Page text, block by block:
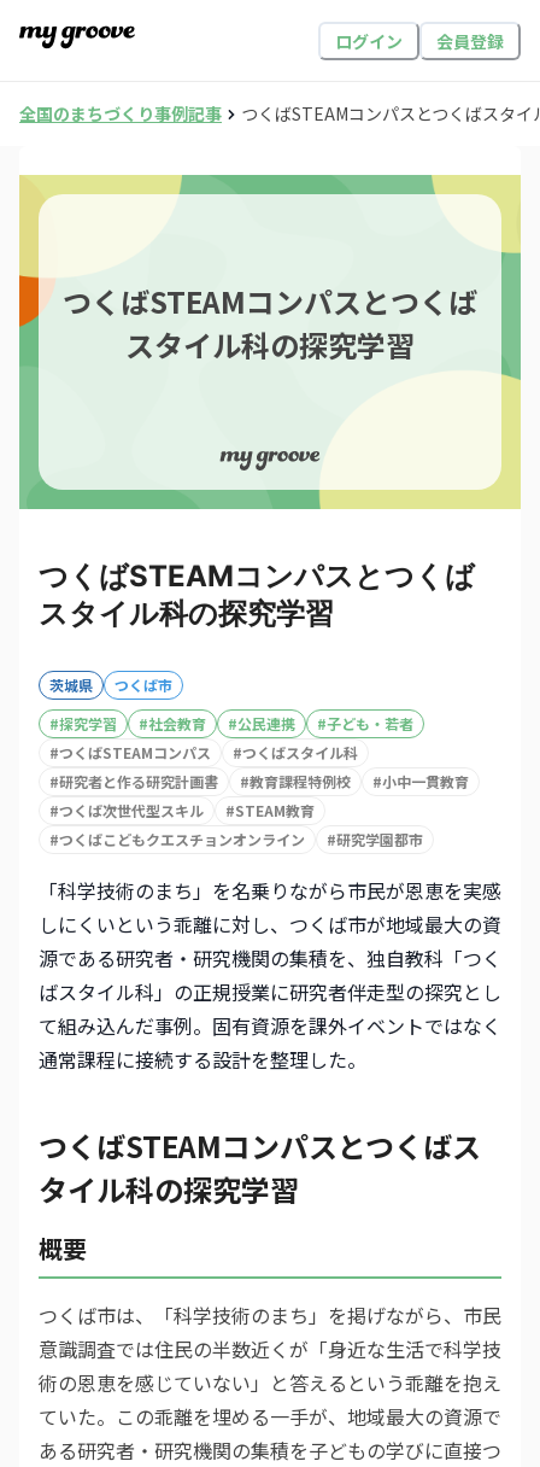
ログイン 会員登録
全国のまちづくり事例記事 つくばSTEAMコンパスとつくばスタ
つくばSTEAMコンパスとつくば
スタイル科の探究学習
つくばSTEAMコンパスとつくば
スタイル科の探究学習
茨城県
つくば市
#探究学習 #社会教育 #公民連携 #子ども・若者
#つくばSTEAMコンパス #つくばスタイル科
#研究者と作る研究計画書 #教育課程特例校 #小中一貫教育
#つくば次世代型スキル #STEAM教育
#つくばこどもクエスチョンオンライン #研究学園都市
「科学技術のまち」を名乗りながら市民が恩恵を実感
しにくいという乖離に対し、つくば市が地域最大の資
源である研究者・研究機関の集積を、独自教科「つく
ばスタイル科」の正規授業に研究者伴走型の探究とし
て組み込んだ事例。固有資源を課外イベントではなく
通常課程に接続する設計を整理した。
つくばSTEAMコンパスとつくばス
タイル科の探究学習
概要
つくば市は、「科学技術のまち」を掲げながら、市民
意識調査では住民の半数近くが「身近な生活で科学技
術の恩恵を感じていない」と答えるという乖離を抱え
ていた。この乖離を埋める一手が、地域最大の資源で
ある研究者・研究機関の集積を子どもの学びに直接つ